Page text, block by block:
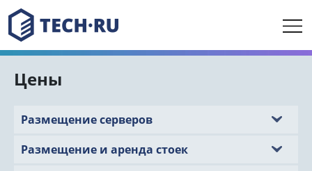
Цены
Размещение серверов
Размещение и аренда стоек